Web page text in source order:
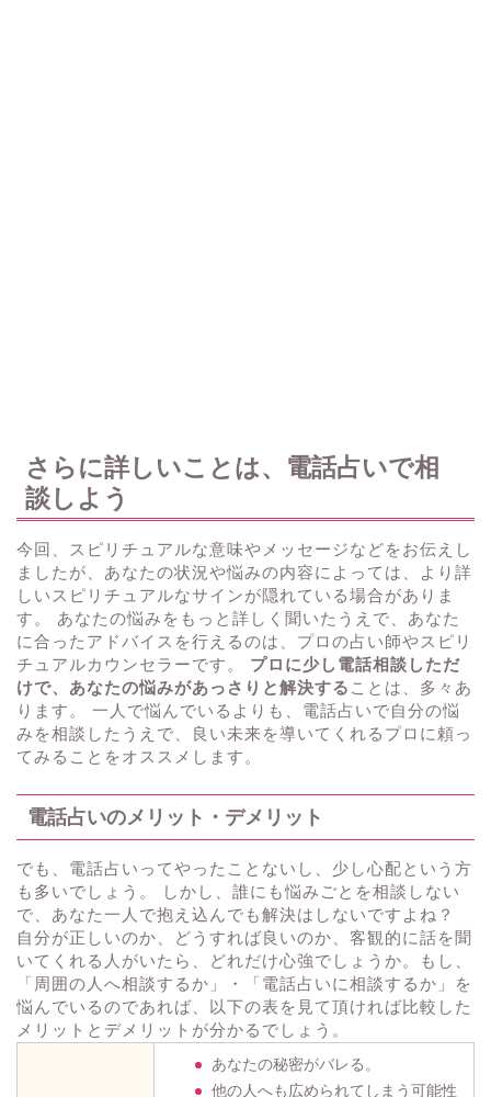
さらに詳しいことは、電話占いで相
談しよう
今回、スピリチュアルな意味やメッセージなどをお伝えし
ましたが、あなたの状況や悩みの内容によっては、より詳
しいスピリチュアルなサインが隠れている場合がありま
す。 あなたの悩みをもっと詳しく聞いたうえで、あなた
に合ったアドバイスを行えるのは、プロの占い師やスピリ
チュアルカウンセラーです。 プロに少し電話相談しただ
けで、あなたの悩みがあっさりと解決する ことは、多々あ
ります。 一人で悩んでいるよりも、電話占いで自分の悩
みを相談したうえで、良い未来を導いてくれるプロに頼っ
てみることをオススメします。
電話占いのメリット・デメリット
でも、電話占いってやったことないし、少し心配という方
も多いでしょう。 しかし、誰にも悩みごとを相談しない
で、あなた一人で抱え込んでも解決はしないですよね？
自分が正しいのか、どうすれば良いのか、客観的に話を聞
いてくれる人がいたら、どれだけ心強でしょうか。もし、
「周囲の人へ相談するか」・「電話占いに相談するか」を
悩んでいるのであれば、以下の表を見て頂ければ比較した
メリットとデメリットが分かるでしょう。
あなたの秘密がバレる。
他の人へも広められてしまう可能性